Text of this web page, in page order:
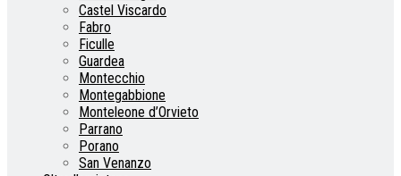
Castel Viscardo
Fabro
Ficulle
Guardea
Montecchio
Montegabbione
Monteleone d’Orvieto
Parrano
Porano
San Venanzo